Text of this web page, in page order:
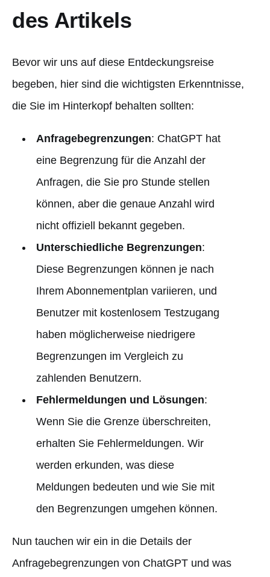
des Artikels
Bevor wir uns auf diese Entdeckungsreise
begeben, hier sind die wichtigsten Erkenntnisse,
die Sie im Hinterkopf behalten sollten:
Anfragebegrenzungen: ChatGPT hat
eine Begrenzung für die Anzahl der
Anfragen, die Sie pro Stunde stellen
können, aber die genaue Anzahl wird
nicht offiziell bekannt gegeben.
Unterschiedliche Begrenzungen:
Diese Begrenzungen können je nach
Ihrem Abonnementplan variieren, und
Benutzer mit kostenlosem Testzugang
haben möglicherweise niedrigere
Begrenzungen im Vergleich zu
zahlenden Benutzern.
Fehlermeldungen und Lösungen:
Wenn Sie die Grenze überschreiten,
erhalten Sie Fehlermeldungen. Wir
werden erkunden, was diese
Meldungen bedeuten und wie Sie mit
den Begrenzungen umgehen können.
Nun tauchen wir ein in die Details der
Anfragebegrenzungen von ChatGPT und was